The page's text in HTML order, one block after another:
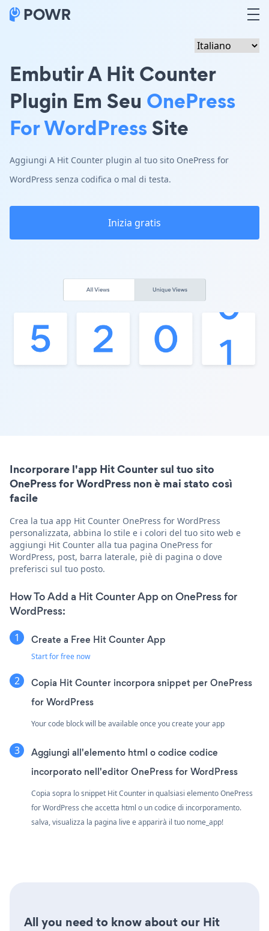
Embutir A Hit Counter
Plugin Em Seu OnePress
For WordPressSite
Aggiungi A Hit Counter plugin al tuo sito OnePress for
WordPress senza codifica o mal di testa.
Inizia gratis
Incorporare l'app Hit Counter sul tuo sito
OnePress for WordPress non è mai stato così
facile
Crea la tua app Hit Counter OnePress for WordPress
personalizzata, abbina lo stile e i colori del tuo sito web e
aggiungi Hit Counter alla tua pagina OnePress for
WordPress, post, barra laterale, piè di pagina o dove
preferisci sul tuo posto.
How To Add a Hit Counter App on OnePress for
WordPress:
Create a Free Hit Counter App
Start for free now
Copia Hit Counter incorpora snippet per OnePress
for WordPress
Your code block will be available once you create your app
Aggiungi all'elemento html o codice codice
incorporato nell'editor OnePress for WordPress
Copia sopra lo snippet Hit Counter in qualsiasi elemento OnePress
for WordPress che accetta html o un codice di incorporamento.
salva, visualizza la pagina live e apparirà il tuo nome_app!
All you need to know about our Hit